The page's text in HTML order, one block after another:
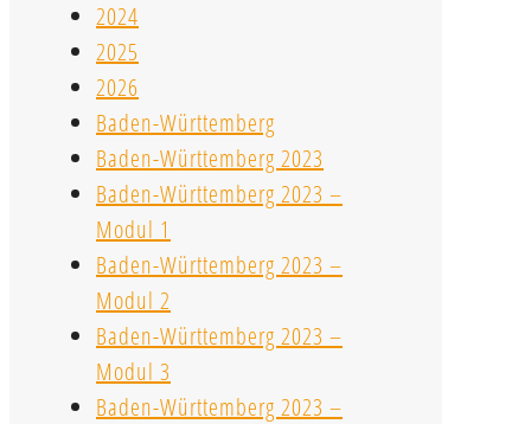
2024
2025
2026
Baden-Württemberg
Baden-Württemberg 2023
Baden-Württemberg 2023 –
Modul 1
Baden-Württemberg 2023 –
Modul 2
Baden-Württemberg 2023 –
Modul 3
Baden-Württemberg 2023 –